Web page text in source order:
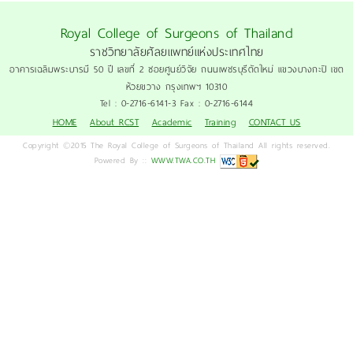
Royal College of Surgeons of Thailand
ราชวิทยาลัยศัลยแพทย์แห่งประเทศไทย
อาคารเฉลิมพระบารมี 50 ปี เลขที่ 2 ซอยศูนย์วิจัย ถนนเพชรบุรีตัดใหม่ แขวงบางกะปิ เขต
ห้วยขวาง กรุงเทพฯ 10310
Tel : 0-2716-6141-3 Fax : 0-2716-6144
HOME
About RCST Academic Training CONTACT US
Copyright ©2015 The Royal College of Surgeons of Thailand All rights reserved.
Powered By :: WWW.TWA.CO.TH